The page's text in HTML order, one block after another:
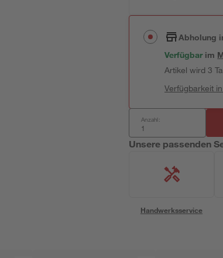
Abholung
Verfügbar im
Artikel wird 3
Verfügbarkeit
Anzahl:
Unsere passenden
Handwerksservice